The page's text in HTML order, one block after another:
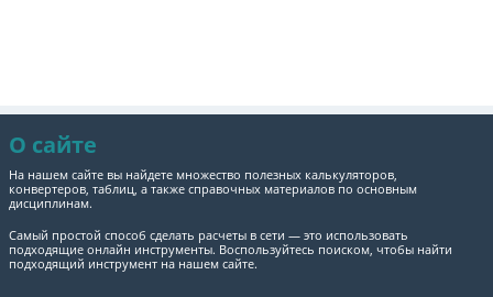
О сайте
На нашем сайте вы найдете множество полезных калькуляторов,
конвертеров, таблиц, а также справочных материалов по основным
дисциплинам.
Самый простой способ сделать расчеты в сети — это использовать
подходящие онлайн инструменты. Воспользуйтесь поиском, чтобы найти
подходящий инструмент на нашем сайте.